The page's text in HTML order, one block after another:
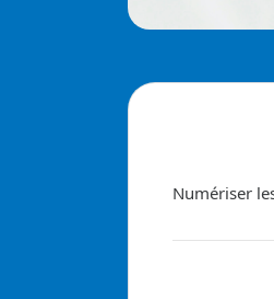
Numériser